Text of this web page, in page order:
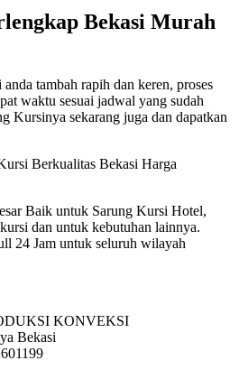
Bekasi Murah
tambah rapih dan keren, proses
waktu sesuai jadwal yang sudah
Kursinya sekarang juga dan dapatkan
Baik untuk Sarung Kursi Hotel,
dan untuk kebutuhan lainnya.
24 Jam untuk seluruh wilayah
KONVEKSI
Bekasi